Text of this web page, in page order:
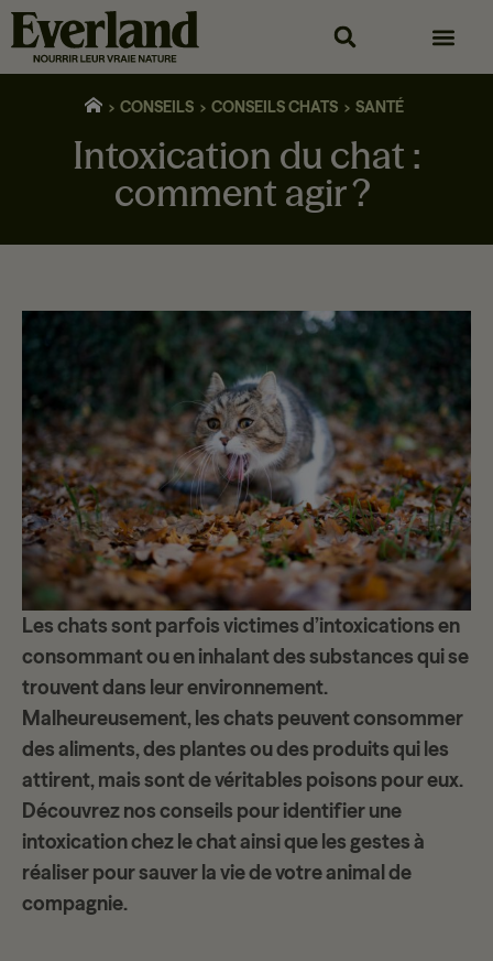
CONSEILS CONSEILS CHATS SANTÉ
Intoxication du chat :
comment agir ?
Les chats sont parfoisvictimes d’intoxicationsen
consommant ou en inhalant des substances qui se
trouvent dans leur environnement.
Malheureusement, les chats peuvent consommer
des aliments, des plantes ou des produits qui les
attirent, mais sont de véritables poisons pour eux.
Découvrez nos conseils pour identifier une
intoxication chez le chatainsi que les gestes à
réaliser pour sauver la vie de votre animal de
compagnie.